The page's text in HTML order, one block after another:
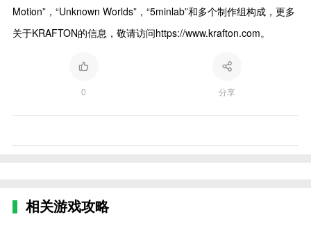
Motion”，“Unknown Worlds”，“5minlab”和多个制作组构成，更多
关于KRAFTON的信息，敬请访问https://www.krafton.com。
0 分享
相关游戏攻略